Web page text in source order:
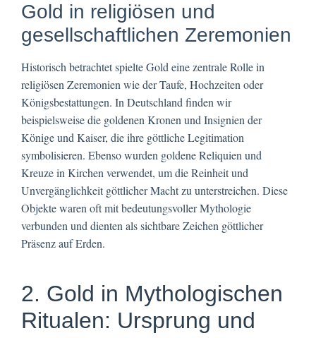
Gold in religiösen und
gesellschaftlichen Zeremonien
Historisch betrachtet spielte Gold eine zentrale Rolle in
religiösen Zeremonien wie der Taufe, Hochzeiten oder
Königsbestattungen. In Deutschland finden wir
beispielsweise die goldenen Kronen und Insignien der
Könige und Kaiser, die ihre göttliche Legitimation
symbolisieren. Ebenso wurden goldene Reliquien und
Kreuze in Kirchen verwendet, um die Reinheit und
Unvergänglichkeit göttlicher Macht zu unterstreichen. Diese
Objekte waren oft mit bedeutungsvoller Mythologie
verbunden und dienten als sichtbare Zeichen göttlicher
Präsenz auf Erden.
2. Gold in Mythologischen
Ritualen: Ursprung und